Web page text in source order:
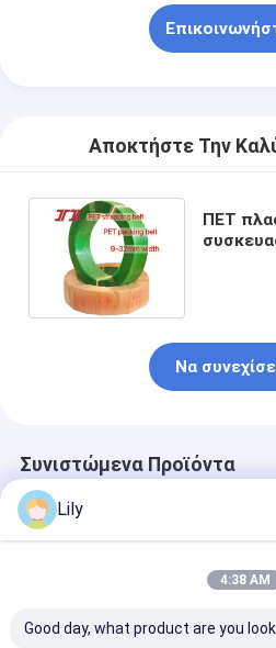
Αποκτήστε Την
ΠΕΤ
Να
Συνιστώμενα Προϊόντα
Lily
4:38 AM
Good day, what product are you